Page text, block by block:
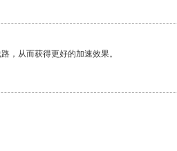
，从而获得更好的加速效果。